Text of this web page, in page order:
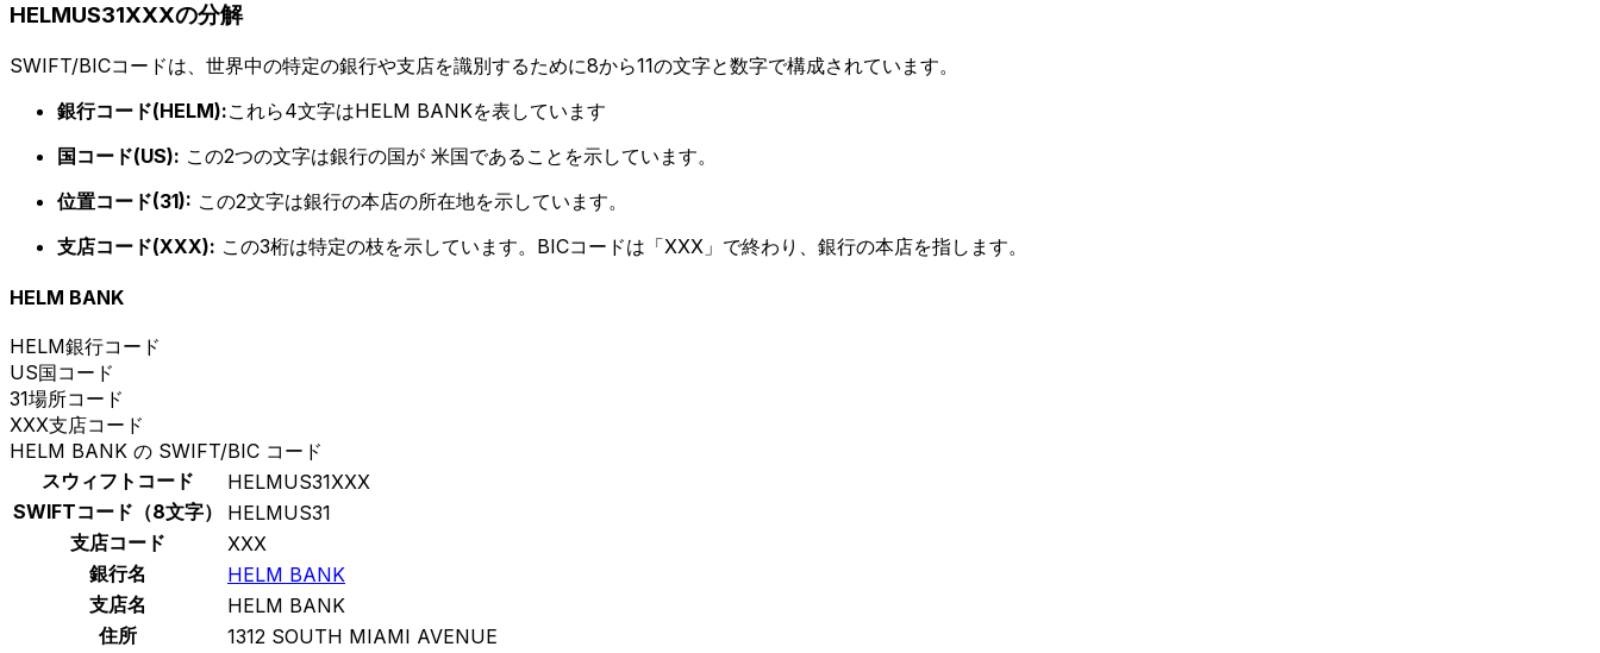
HELMUS31XXXの分解
SWIFT/BICコードは、世界中の特定の銀行や支店を識別するために8から11の文字と数字で構成されています。
銀行コード(HELM):これら4文字はHELM BANKを表しています
国コード(US): この2つの文字は銀行の国が 米国であることを示しています。
位置コード(31): この2文字は銀行の本店の所在地を示しています。
支店コード(XXX): この3桁は特定の枝を示しています。BICコードは「XXX」で終わり、銀行の本店を指します。
HELM BANK
HELM銀行コード
US国コード
31場所コード
XXX支店コード
HELM BANK の SWIFT/BIC コード
スウィフトコード
HELMUS31XXX
SWIFTコード（8文字）
HELMUS31
支店コード
XXX
銀行名
HELM BANK
支店名
HELM BANK
住所
1312 SOUTH MIAMI AVENUE